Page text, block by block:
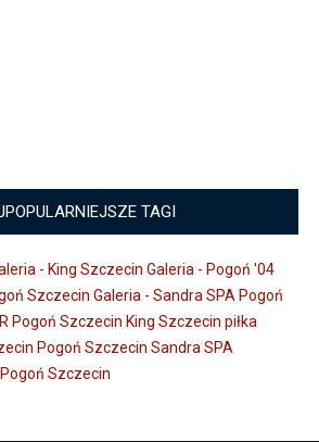
TAGI
- King Szczecin Galeria - Pogoń '04
Szczecin Galeria - Sandra SPA Pogoń
Pogoń Szczecin King Szczecin piłka
Pogoń Szczecin Sandra SPA
Szczecin